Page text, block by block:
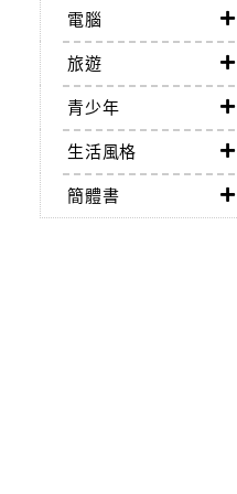
電腦
旅遊
青少年
生活風格
簡體書